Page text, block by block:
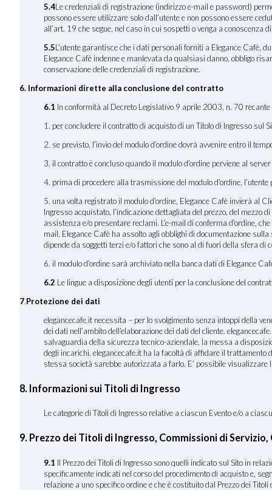
5.4Le credenziali di registrazione (indirizzo e-mail e password)
possono essere utilizzare solo dall’utente e non possono essere
all’art. 19 che segue, nel caso in cui sospetti o venga a conoscenza
5.5L’utente garantisce che i dati personali forniti a Elegance Cafè,
Elegance Cafè indenne e manlevata da qualsiasi danno, obbligo
conservazione delle credenziali di registrazione.
6. Informazioni dirette alla conclusione del contratto
6.1 In conformità al Decreto Legislativo 9 aprile 2003, n. 70
1. per concludere il contratto di acquisto di un Titolo di Ingresso sul
2. se previsto, l’invio del modulo d’ordine dovrà avvenire entro il
3. il contratto è concluso quando il modulo d’ordine perviene al
4. prima di procedere alla trasmissione del modulo d’ordine,
5. una volta registrato il modulo d’ordine, Elegance Cafè invierà al
Ingresso acquistato, l’indicazione dettagliata del prezzo, del mezzo
assistenza e/o presentare reclami. L’e-mail di conferma d’ordine,
mail, Elegance Cafè ha assolto agli obblighi di documentazione
dipende da soggetti terzi e/o fattori che sono al di fuori della sfera di
6. il modulo d’ordine sarà archiviato nella banca dati di Elegance
6.2 Le lingue a disposizione degli utenti per la conclusione del
7.Protezione dei dati
elegancecafe.it necessita – per lo svolgimento senza intoppi della
dei dati nell’ambito dell’elaborazione dei dati del cliente.
salvaguardia della sicurezza tecnico-aziendale, la messa a
degli incarichi. elegancecafe.it ha la facoltà di affidare il
stessa società sarebbe autorizzata a farlo. E’ possibile
8. Informazioni sui Titoli di Ingresso
Le categorie di Titoli di Ingresso relative a ciascun Evento e/o a
9. Prezzo dei Titoli di Ingresso, Commissioni di
9.1 Il Prezzo dei Titoli di Ingresso sono quelli indicato sul Sito in
specificamente indicati nel corso del procedimento di acquisto e,
relazione a uno specifico ordine e che è costituito dal Prezzo dei Titoli